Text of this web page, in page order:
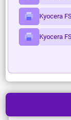
Kyocera
Kyocera